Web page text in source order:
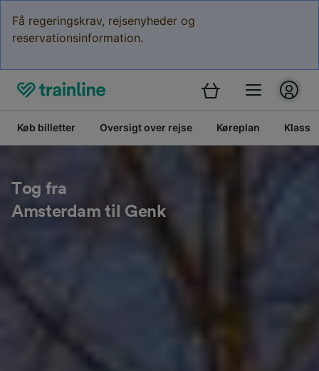
Få regeringskrav, rejsenyheder og
reservationsinformation.
Køb billetter Oversigt over rejse Køreplan
Tog fra
Amsterdam til Genk